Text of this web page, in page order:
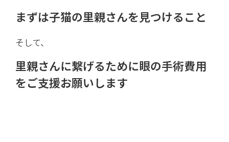
まずは子猫の里親さんを見つけること
そして、
里親さんに繋げるために眼の手術費用
をご支援お願いします